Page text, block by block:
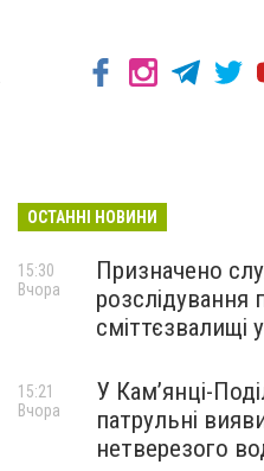
ОСТАННІ НОВИНИ
Призначено
розслідування
сміттєзвалищі
15:30
Вчора
У Кам’янці-
патрульні
нетверезого
15:21
Вчора